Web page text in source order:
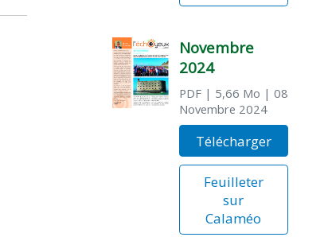
Novembre
2024
PDF| 5,66 Mo | 08
Novembre 2024
Télécharger
Feuilleter
sur
Calaméo